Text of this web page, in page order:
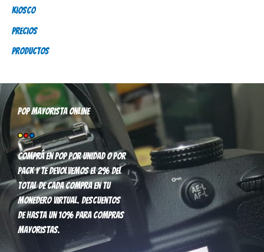
o
Kiosco
Precios
Productos
Pop mayorista online
Comprá en pop por unidad o por
pack y te devolvemos el 2% del
total de cada compra en tu
monedero virtual. Descuentos
de hasta un 10% para compras
mayoristas.